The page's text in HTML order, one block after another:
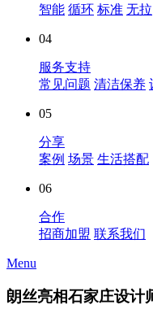
智能 循环 标准 无拉
04
服务支持
常见问题 清洁保养
05
分享
案例 场景 生活搭配
06
合作
招商加盟 联系我们
Menu
朗丝亮相石家庄设计